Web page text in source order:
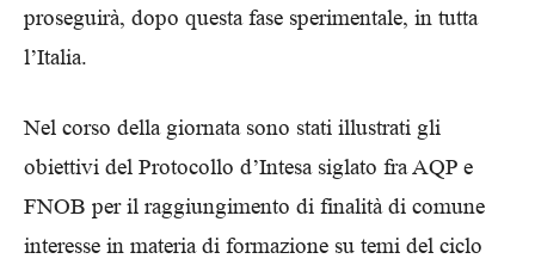
proseguirà, dopo questa fase sperimentale, in tutta
l’Italia.
Nel corso della giornata sono stati illustrati gli
obiettivi del Protocollo d’Intesa siglato fra AQP e
FNOB per il raggiungimento di finalità di comune
interesse in materia di formazione su temi del ciclo